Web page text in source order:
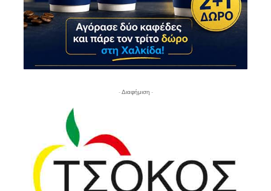
- Διαφήμιση -